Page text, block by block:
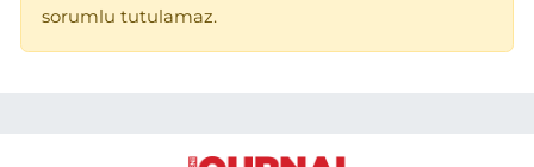
sorumlu tutulamaz.